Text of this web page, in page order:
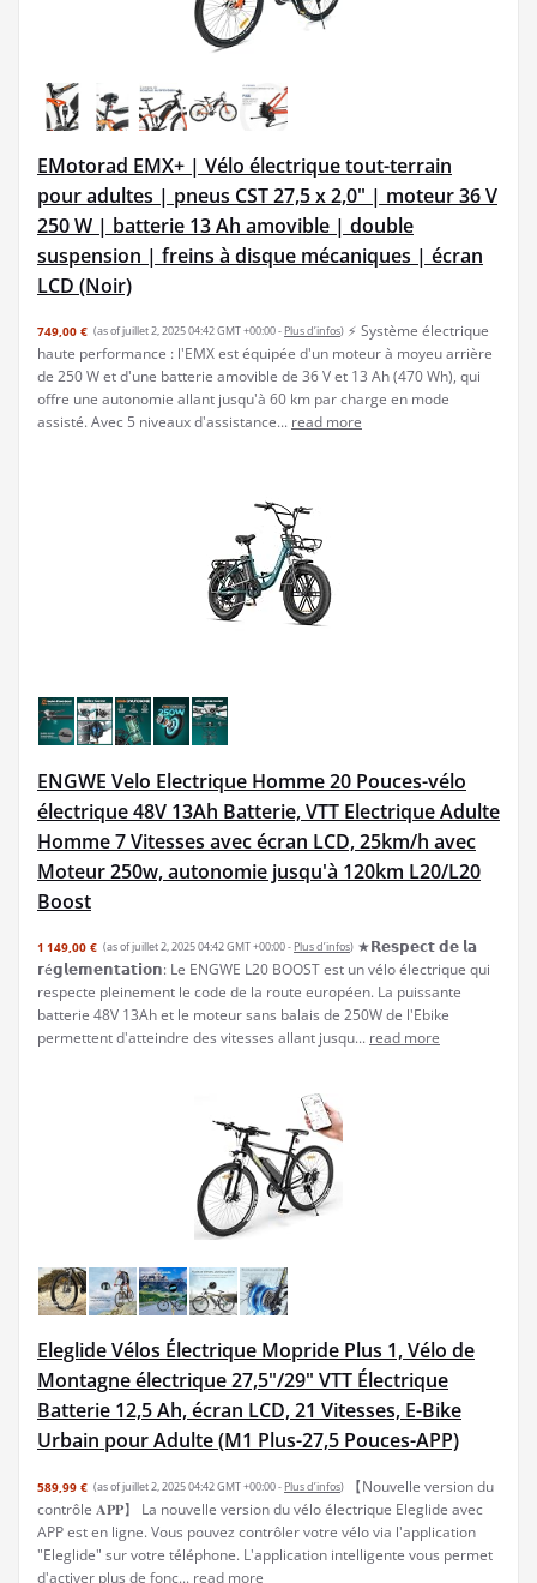
EMotorad EMX+ | Vélo électrique tout-terrain
pour adultes | pneus CST 27,5 x 2,0" | moteur 36 V
250 W | batterie 13 Ah amovible | double
suspension | freins à disque mécaniques | écran
LCD (Noir)
749,00 € (as of juillet 2, 2025 04:42 GMT +00:00 - Plus d’infos) ⚡ Système électrique
haute performance : l'EMX est équipée d'un moteur à moyeu arrière
de 250 W et d'une batterie amovible de 36 V et 13 Ah (470 Wh), qui
offre une autonomie allant jusqu'à 60 km par charge en mode
assisté. Avec 5 niveaux d'assistance... read more
ENGWE Velo Electrique Homme 20 Pouces-vélo
électrique 48V 13Ah Batterie, VTT Electrique Adulte
Homme 7 Vitesses avec écran LCD, 25km/h avec
Moteur 250w, autonomie jusqu'à 120km L20/L20
Boost
1 149,00 € (as of juillet 2, 2025 04:42 GMT +00:00 - Plus d’infos) ★𝗥𝗲𝘀𝗽𝗲𝗰𝘁 𝗱𝗲 𝗹𝗮
𝗿é𝗴𝗹𝗲𝗺𝗲𝗻𝘁𝗮𝘁𝗶𝗼𝗻: Le ENGWE L20 BOOST est un vélo électrique qui
respecte pleinement le code de la route européen. La puissante
batterie 48V 13Ah et le moteur sans balais de 250W de l'Ebike
permettent d'atteindre des vitesses allant jusqu... read more
Eleglide Vélos Électrique Mopride Plus 1, Vélo de
Montagne électrique 27,5"/29" VTT Électrique
Batterie 12,5 Ah, écran LCD, 21 Vitesses, E-Bike
Urbain pour Adulte (M1 Plus-27,5 Pouces-APP)
589,99 € (as of juillet 2, 2025 04:42 GMT +00:00 - Plus d’infos)
【Nouvelle version du
contrôle 𝐀𝐏𝐏】 La nouvelle version du vélo électrique Eleglide avec
APP est en ligne. Vous pouvez contrôler votre vélo via l'application
"Eleglide" sur votre téléphone. L'application intelligente vous permet
d'activer plus de fonc... read more